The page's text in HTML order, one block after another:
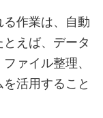
作業は、自動
えば、データ
ァイル整理、
活用すること